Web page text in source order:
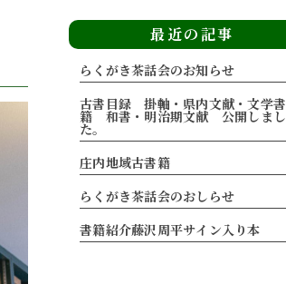
最近の記事
らくがき茶話会のお知らせ
古書目録 掛軸・県内文献・文学書
籍 和書・明治期文献 公開しまし
た。
庄内地域古書籍
らくがき茶話会のおしらせ
書籍紹介藤沢周平サイン入り本